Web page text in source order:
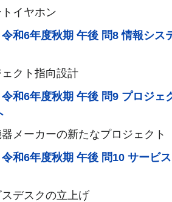
イヤホン
和6年度秋期 午後 問8 情報シス
クト指向設計
和6年度秋期 午後 問9 プロジェ
メーカーの新たなプロジェクト
和6年度秋期 午後 問10 サービ
デスクの立上げ